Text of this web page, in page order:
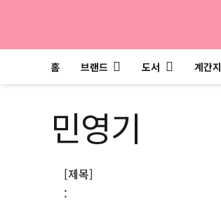
홈 브랜드 도서 계간지
민영기
[제목]
: